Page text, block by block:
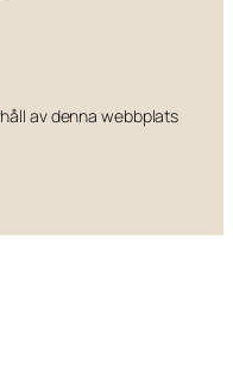
av denna webbplats